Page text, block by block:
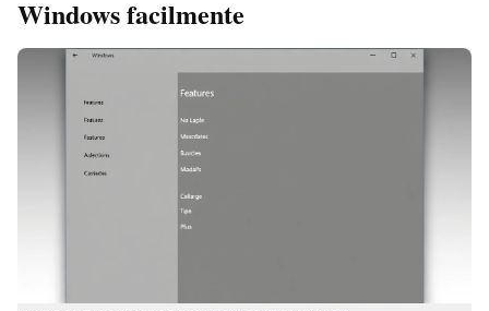
Windows facilmente